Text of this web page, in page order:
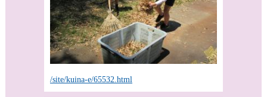
/site/kuina-e/65532.html